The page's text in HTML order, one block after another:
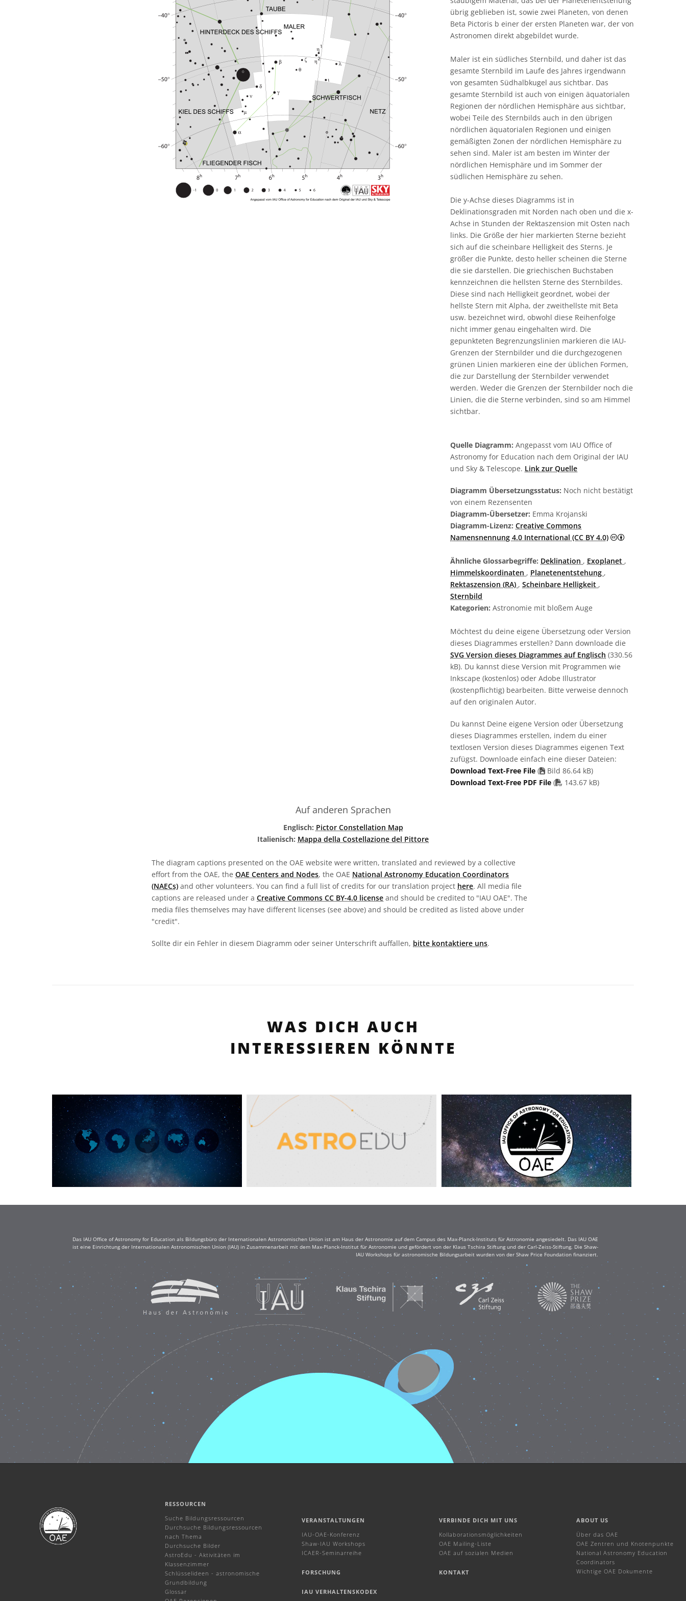
übrig geblieben ist, sowie zwei Planeten, von denen
Beta Pictoris b einer der ersten Planeten war, der von
Astronomen direkt abgebildet wurde.
Maler ist ein südliches Sternbild, und daher ist das
gesamte Sternbild im Laufe des Jahres irgendwann
von gesamten Südhalbkugel aus sichtbar. Das
gesamte Sternbild ist auch von einigen äquatorialen
Regionen der nördlichen Hemisphäre aus sichtbar,
wobei Teile des Sternbilds auch in den übrigen
nördlichen äquatorialen Regionen und einigen
gemäßigten Zonen der nördlichen Hemisphäre zu
sehen sind. Maler ist am besten im Winter der
nördlichen Hemisphäre und im Sommer der
südlichen Hemisphäre zu sehen.
Die y-Achse dieses Diagramms ist in
Deklinationsgraden mit Norden nach oben und die x-
Achse in Stunden der Rektaszension mit Osten nach
links. Die Größe der hier markierten Sterne bezieht
sich auf die scheinbare Helligkeit des Sterns. Je
größer die Punkte, desto heller scheinen die Sterne
die sie darstellen. Die griechischen Buchstaben
kennzeichnen die hellsten Sterne des Sternbildes.
Diese sind nach Helligkeit geordnet, wobei der
hellste Stern mit Alpha, der zweithellste mit Beta
usw. bezeichnet wird, obwohl diese Reihenfolge
nicht immer genau eingehalten wird. Die
gepunkteten Begrenzungslinien markieren die IAU-
Grenzen der Sternbilder und die durchgezogenen
grünen Linien markieren eine der üblichen Formen,
die zur Darstellung der Sternbilder verwendet
werden. Weder die Grenzen der Sternbilder noch die
Linien, die die Sterne verbinden, sind so am Himmel
sichtbar.
Quelle Diagramm: Angepasst vom IAU Office of
Astronomy for Education nach dem Original der IAU
und Sky & Telescope. Link zur Quelle
Diagramm Übersetzungsstatus: Noch nicht bestätigt
von einem Rezensenten
Diagramm-Übersetzer: Emma Krojanski
Diagramm-Lizenz: Creative Commons
Namensnennung 4.0 International (CC BY 4.0)
Creative
Ähnliche Glossarbegriffe: Deklination , Exoplanet ,
Himmelskoordinaten , Planetenentstehung ,
Rektaszension (RA) , Scheinbare Helligkeit ,
Sternbild
Kategorien: Astronomie mit bloßem Auge
Möchtest du deine eigene Übersetzung oder Version
dieses Diagrammes erstellen? Dann downloade die
SVG Version dieses Diagrammes auf Englisch (330.56
kB). Du kannst diese Version mit Programmen wie
Inkscape (kostenlos) oder Adobe Illustrator
(kostenpflichtig) bearbeiten. Bitte verweise dennoch
auf den originalen Autor.
Du kannst Deine eigene Version oder Übersetzung
dieses Diagrammes erstellen, indem du einer
textlosen Version dieses Diagrammes eigenen Text
zufügst. Downloade einfach eine dieser Dateien:
Download Text-Free File (
Bild 86.64 kB)
Download Text-Free PDF File ( PDF file
143.67 kB)
Auf anderen Sprachen
Englisch: Pictor Constellation Map
Italienisch: Mappa della Costellazione del Pittore
The diagram captions presented on the OAE website were written, translated and reviewed by a collective
effort from the OAE, the OAE Centers and Nodes, the OAE National Astronomy Education Coordinators
(NAECs) and other volunteers. You can find a full list of credits for our translation project here. All media file
captions are released under a Creative Commons CC BY-4.0 license and should be credited to "IAU OAE". The
media files themselves may have different licenses (see above) and should be credited as listed above under
"credit".
Sollte dir ein Fehler in diesem Diagramm oder seiner Unterschrift auffallen, bitte kontaktiere uns.
WAS DICH AUCH
INTERESSIEREN KÖNNTE
Das IAU Office of Astronomy for Education als Bildungsbüro der Internationalen Astronomischen Union ist am Haus der Astronomie auf dem Campus des Max-Planck-Instituts für Astronomie angesiedelt. Das IAU OAE
ist eine Einrichtung der Internationalen Astronomischen Union (IAU) in Zusammenarbeit mit dem Max-Planck-Institut für Astronomie und gefördert von der Klaus Tschira Stiftung und der Carl-Zeiss-Stiftung. Die Shaw-
IAU Workshops für astronomische Bildungsarbeit wurden von der Shaw Price Foundation finanziert.
RESSOURCEN
Suche Bildungsressourcen
Durchsuche Bildungsressourcen
nach Thema
Durchsuche Bilder
AstroEdu - Aktivitäten im
Klassenzimmer
Schlüsselideen - astronomische
Grundbildung
Glossar
VERANSTALTUNGEN
IAU-OAE-Konferenz
Shaw-IAU Workshops
ICAER-Seminarreihe
FORSCHUNG
IAU VERHALTENSKODEX
VERBINDE DICH MIT UNS
Kollaborationsmöglichkeiten
OAE Mailing-Liste
OAE auf sozialen Medien
KONTAKT
ABOUT US
Über das OAE
OAE Zentren und Knotenpunkte
National Astronomy Education
Coordinators
Wichtige OAE Dokumente